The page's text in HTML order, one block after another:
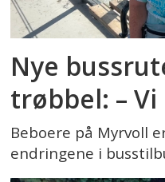
Nye
trøbbel: –
Beboere på Myrvoll
endringene i